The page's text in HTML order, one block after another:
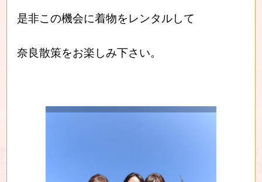
是非この機会に着物をレンタルして
奈良散策をお楽しみ下さい。